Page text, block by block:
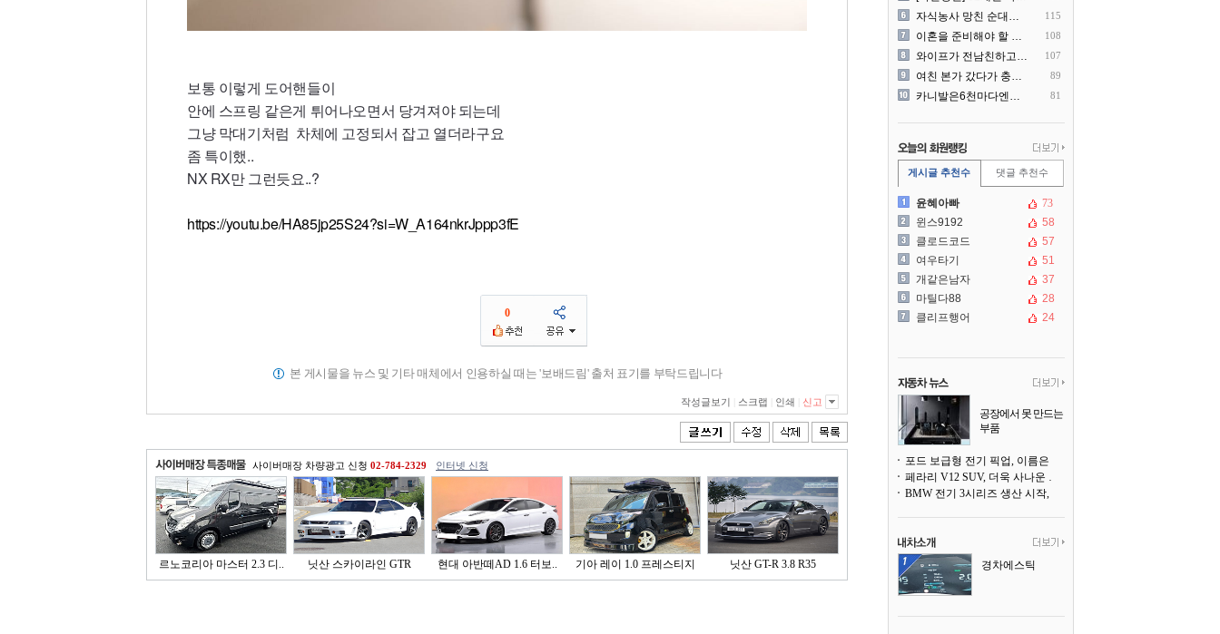
보통 이렇게 도어핸들이
안에 스프링 같은게 튀어나오면서 당겨져야 되는데
그냥 막대기처럼 차체에 고정되서 잡고 열더라구요
좀 특이했..
NX RX만 그런듯요..?
https://youtu.be/HA85jp25S24?si=W_A164nkrJppp3fE
0
본 게시물을 뉴스 및 기타 매체에서 인용하실 때는 '보배드림' 출처 표기를 부탁드립니다
작성글보기 스크랩 인쇄 신고
사이버매장 차량광고 신청 02-784-2329 인터넷 신청
르노코리아 마스터 2.3 디.. 닛산 스카이라인 GTR 현대 아반떼AD 1.6 터보.. 기아 레이 1.0 프레스티지 닛산 GT-R 3.8 R35
자식농사 망친 순대국집 사장.. 115
이혼을 준비해야 할 것 같습.. 108
와이프가 전남친하고 해외여행.. 107
여친 본가 갔다가 충격 먹은.. 89
카니발은6천마다엔진점검을해야.. 81
게시글 추천수 댓글 추천수
윤혜아빠
73
윈스9192
58
클로드코드
57
여우타기
51
개같은남자
37
마틸다88
28
클리프행어
24
공장에서 못 만드는
부품
어낸다
페라리 V12 SUV, 더욱 사나운 얼굴로 돌아온다
경차에스틱